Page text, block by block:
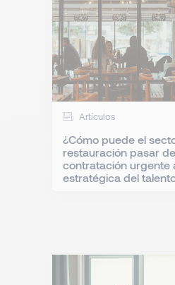
Artículos
¿Cómo puede el
restauración pasar
contratación urgente
estratégica del